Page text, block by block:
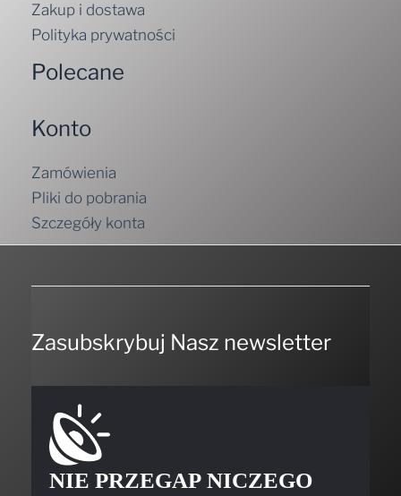
Zakup i dostawa
Polityka prywatności
Polecane
Konto
Zamówienia
Pliki do pobrania
Szczegóły konta
Zasubskrybuj Nasz newsletter
NIE PRZEGAP NICZEGO